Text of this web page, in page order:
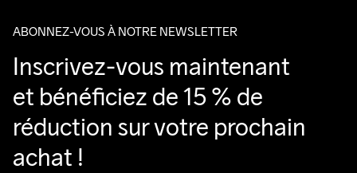
ABONNEZ-VOUS À NOTRE NEWSLETTER
Inscrivez-vous maintenant
et bénéficiez de 15 % de
réduction sur votre prochain
achat !